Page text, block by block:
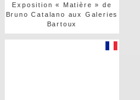
Exposition « Matière » de
Bruno Catalano aux Galeries
Bartoux